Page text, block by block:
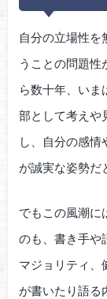
自分の立場性を
うことの問題性
ら数十年、いま
部として考えや
し、自分の感情
が誠実な姿勢だ
でもこの風潮に
のも、書き手や
マジョリティ、
が書いたり語る